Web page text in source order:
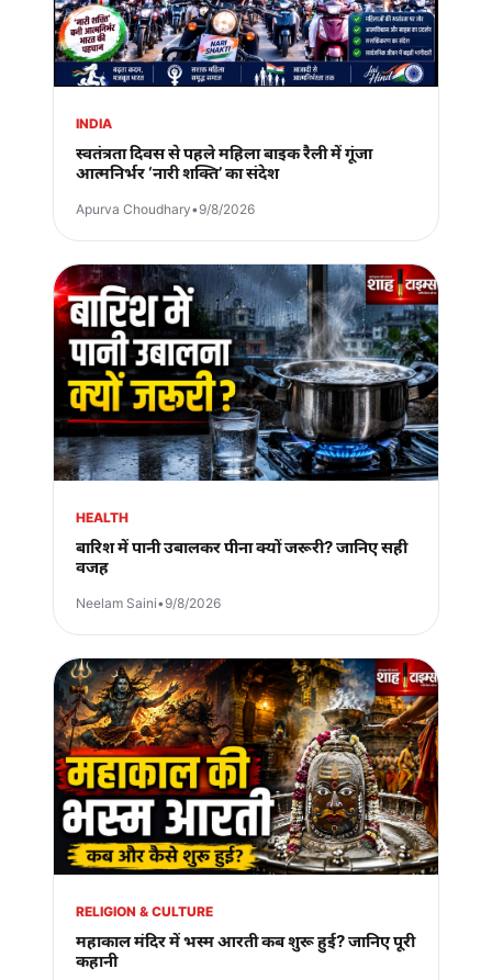
INDIA
स्वतंत्रता दिवस से पहले महिला बाइक रैली में गूंजा
आत्मनिर्भर ‘नारी शक्ति’ का संदेश
Apurva Choudhary•9/8/2026
HEALTH
बारिश में पानी उबालकर पीना क्यों जरूरी? जानिए सही
वजह
Neelam Saini•9/8/2026
RELIGION & CULTURE
महाकाल मंदिर में भस्म आरती कब शुरू हुई? जानिए पूरी
कहानी